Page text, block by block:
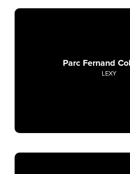
Parc Fernand
LEXY